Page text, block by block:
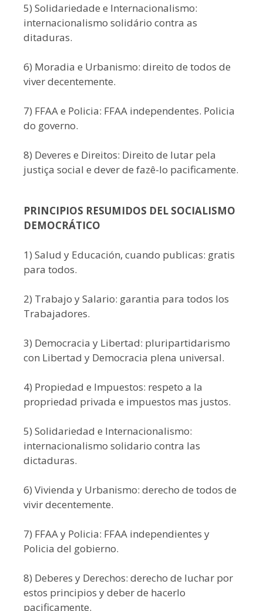
5) Solidariedade e Internacionalismo:
internacionalismo solidário contra as
ditaduras.
6) Moradia e Urbanismo: direito de todos de
viver decentemente.
7) FFAA e Policia: FFAA independentes. Policia
do governo.
8) Deveres e Direitos: Direito de lutar pela
justiça social e dever de fazê-lo pacificamente.
PRINCIPIOS RESUMIDOS DEL SOCIALISMO
DEMOCRÁTICO
1) Salud y Educación, cuando publicas: gratis
para todos.
2) Trabajo y Salario: garantia para todos los
Trabajadores.
3) Democracia y Libertad: pluripartidarismo
con Libertad y Democracia plena universal.
4) Propiedad e Impuestos: respeto a la
propriedad privada e impuestos mas justos.
5) Solidariedad e Internacionalismo:
internacionalismo solidario contra las
dictaduras.
6) Vivienda y Urbanismo: derecho de todos de
vivir decentemente.
7) FFAA y Policia: FFAA independientes y
Policia del gobierno.
8) Deberes y Derechos: derecho de luchar por
estos principios y deber de hacerlo
pacificamente.